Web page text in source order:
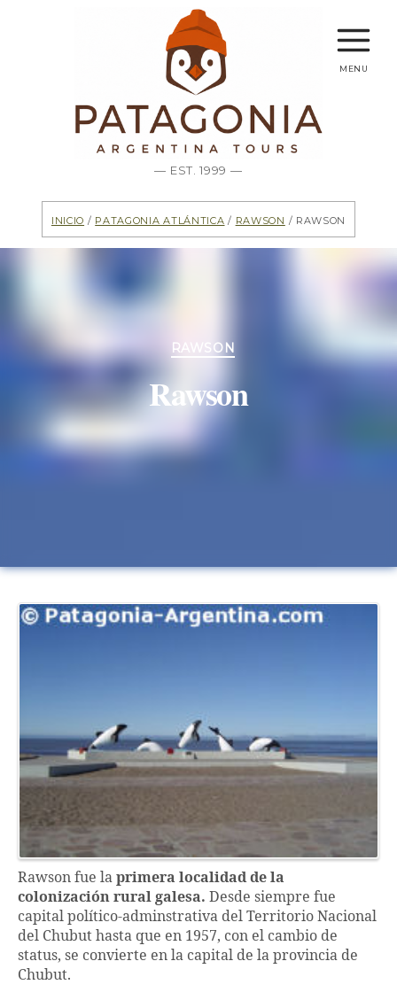
— EST. 1999 —
menu
Inicio / Patagonia Atlántica / Rawson / Rawson
Categorías
RAWSON
Rawson
Rawson fue la primera localidad de la
colonización rural galesa. Desde siempre fue
capital político-adminstrativa del Territorio Nacional
del Chubut hasta que en 1957, con el cambio de
status, se convierte en la capital de la provincia de
Chubut.